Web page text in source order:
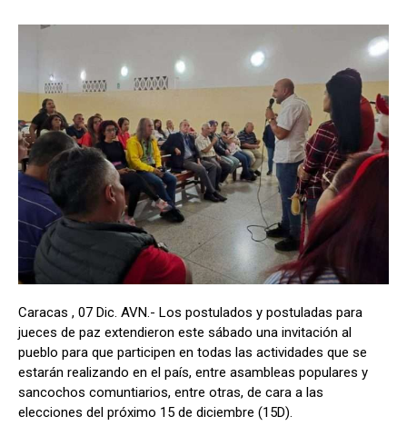
Caracas , 07 Dic. AVN.- Los postulados y postuladas para
jueces de paz extendieron este sábado una invitación al
pueblo para que participen en todas las actividades que se
estarán realizando en el país, entre asambleas populares y
sancochos comuntiarios, entre otras, de cara a las
elecciones del próximo 15 de diciembre (15D).